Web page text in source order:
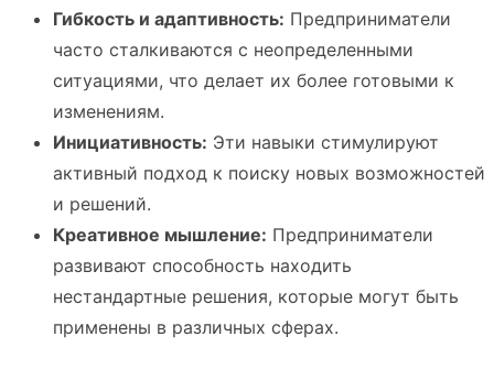
Гибкость и адаптивность: Предприниматели
часто сталкиваются с неопределенными
ситуациями, что делает их более готовыми к
изменениям.
Инициативность: Эти навыки стимулируют
активный подход к поиску новых возможностей
и решений.
Креативное мышление: Предприниматели
развивают способность находить
нестандартные решения, которые могут быть
применены в различных сферах.